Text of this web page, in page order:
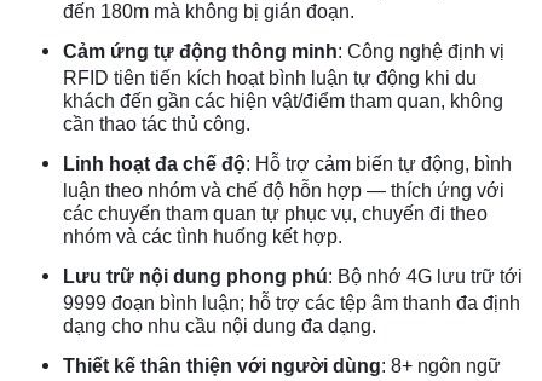
đến 180m mà không bị gián đoạn.
Cảm ứng tự động thông minh: Công nghệ định vị
RFID tiên tiến kích hoạt bình luận tự động khi du
khách đến gần các hiện vật/điểm tham quan, không
cần thao tác thủ công.
Linh hoạt đa chế độ: Hỗ trợ cảm biến tự động, bình
luận theo nhóm và chế độ hỗn hợp — thích ứng với
các chuyến tham quan tự phục vụ, chuyến đi theo
nhóm và các tình huống kết hợp.
Lưu trữ nội dung phong phú: Bộ nhớ 4G lưu trữ tới
9999 đoạn bình luận; hỗ trợ các tệp âm thanh đa định
dạng cho nhu cầu nội dung đa dạng.
Thiết kế thân thiện với người dùng: 8+ ngôn ngữ